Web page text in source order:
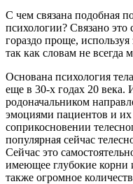
С чем связана подобная
психологии? Связано
гораздо проще,
так как словам не всегда
Основана психология
еще в 30-х годах 20
родоначальником
эмоциями пациентов и
соприкосновении
популярная сейчас
Сейчас это
имеющее глубокие корни
также огромное